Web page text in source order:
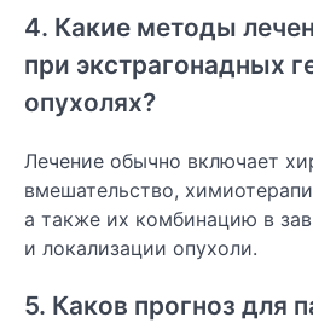
4. Какие методы
при экстрагонадных
опухолях?
Лечение обычно включает
вмешательство,
а также их комбинацию в
и локализации опухоли.
5. Каков прогноз для